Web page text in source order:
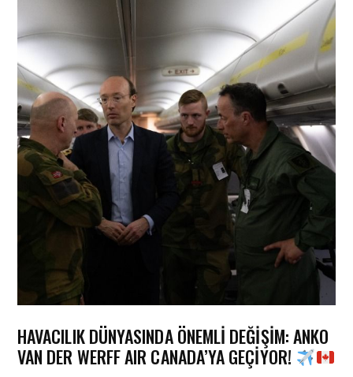
HAVACILIK DÜNYASINDA ÖNEMLİ DEĞİŞİM: ANKO
VAN DER WERFF AIR CANADA’YA GEÇİYOR!